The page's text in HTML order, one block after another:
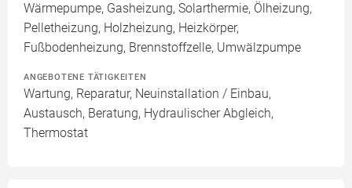
Wärmepumpe, Gasheizung, Solarthermie, Ölheizung,
Pelletheizung, Holzheizung, Heizkörper,
Fußbodenheizung, Brennstoffzelle, Umwälzpumpe
ANGEBOTENE TÄTIGKEITEN
Wartung, Reparatur, Neuinstallation / Einbau,
Austausch, Beratung, Hydraulischer Abgleich,
Thermostat